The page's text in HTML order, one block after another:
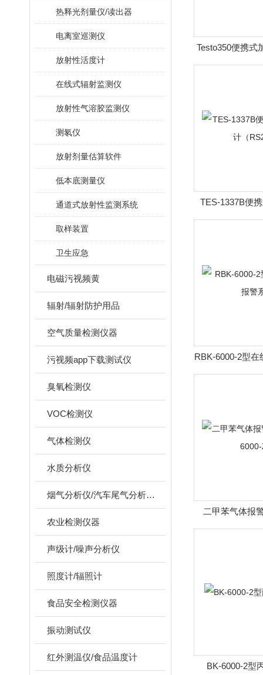
热释光剂量仪/读出器
电离室巡测仪
放射性活度计
在线式辐射监测仪
放射性气溶胶监测仪
测氡仪
放射剂量估算软件
低本底测量仪
通道式放射性监测系统
取样装置
卫生应急
电磁污视频黄
辐射/辐射防护用品
空气质量检测仪器
污视频app下载测试仪
臭氧检测仪
VOC检测仪
气体检测仪
水质分析仪
烟气分析仪/汽车尾气分析仪/转速表/汽车维修检测设备
农业检测仪器
声级计/噪声分析仪
照度计/辐照计
食品安全检测仪器
振动测试仪
红外测温仪/食品温度计
Testo350便携式
仪
TES-1337B便
（
RBK-6000-2型
统
二甲苯气体报
BK-6000-2型